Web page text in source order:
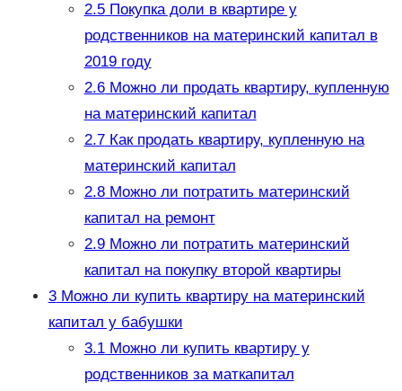
2.5Покупка доли в квартире у
родственников на материнский капитал в
2019 году
2.6Можно ли продать квартиру, купленную
на материнский капитал
2.7Как продать квартиру, купленную на
материнский капитал
2.8Можно ли потратить материнский
капитал на ремонт
2.9Можно ли потратить материнский
капитал на покупку второй квартиры
3Можно ли купить квартиру на материнский
капитал у бабушки
3.1Можно ли купить квартиру у
родственников за маткапитал